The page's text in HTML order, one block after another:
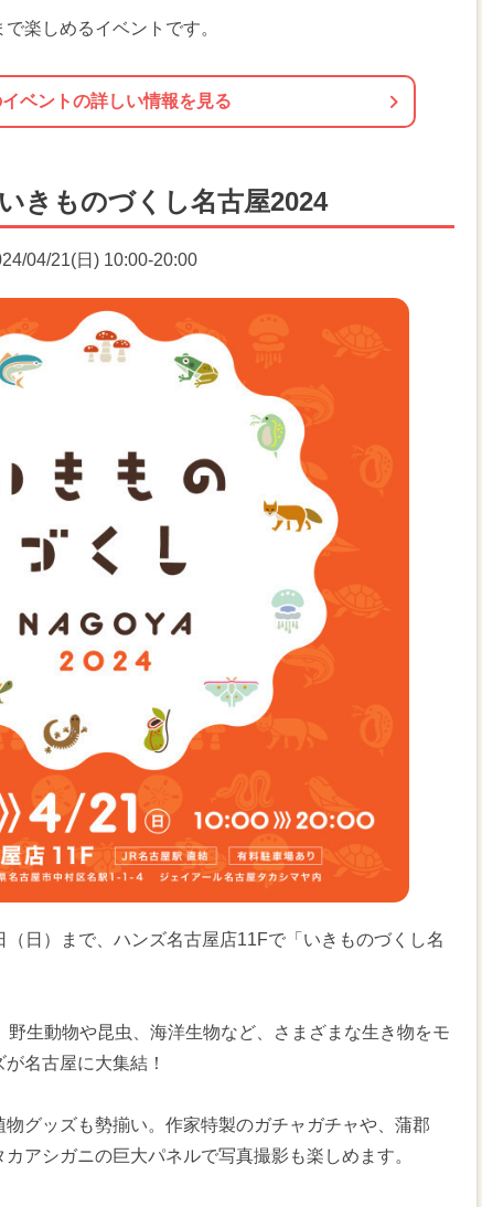
楽しめるイベントです。
イベントの詳しい情報を見る
きものづくし名古屋2024
04/21(日) 10:00-20:00
日）まで、ハンズ名古屋店11Fで「いきものづくし名
生動物や昆虫、海洋生物など、さまざまな生き物をモ
名古屋に大集結！
グッズも勢揃い。作家特製のガチャガチャや、蒲郡
カアシガニの巨大パネルで写真撮影も楽しめます。